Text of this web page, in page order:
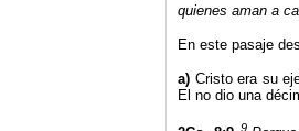
quienes aman a
En este pasaje
a) Cristo era su
El no dio una
9